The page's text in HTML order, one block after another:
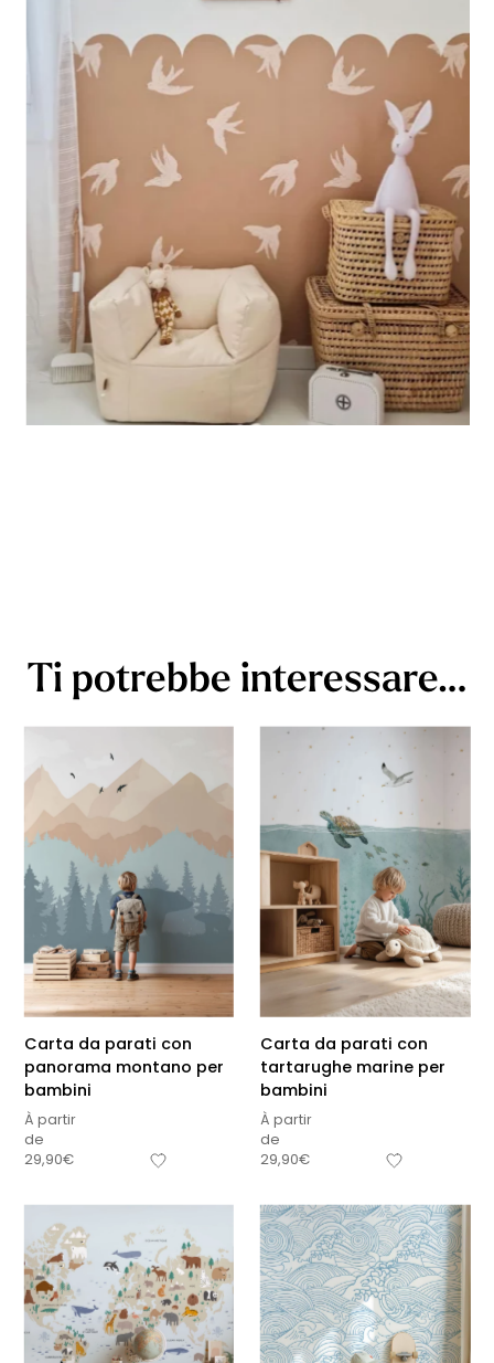
Progettato per pareti molto grandi, permette di ottenere un
effetto ampio e immersivo.
🔹 Verticale
Ideale per spazi in cui l’altezza è maggiore della larghezza
(scale, pareti strette e alte, ecc.).
Ti potrebbe interessare…
Carta da parati con
panorama montano per
bambini
À partir
de
29,90€
Carta da parati con
tartarughe marine per
bambini
À partir
de
29,90€